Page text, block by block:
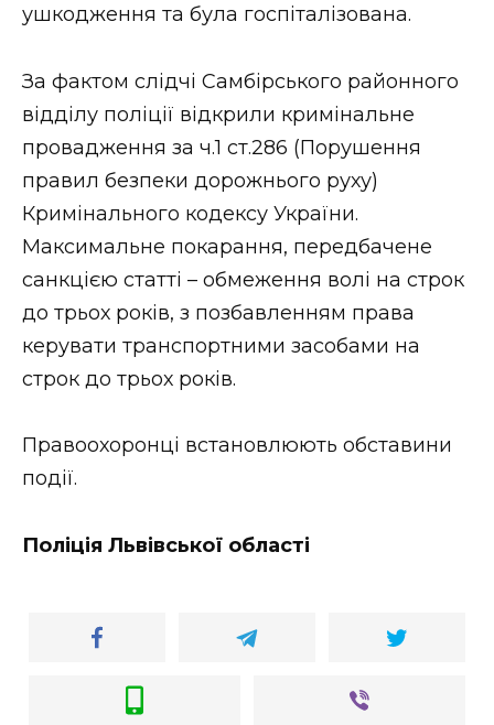
ушкодження та була госпіталізована.
За фактом слідчі Самбірського районного
відділу поліції відкрили кримінальне
провадження за ч.1 ст.286 (Порушення
правил безпеки дорожнього руху)
Кримінального кодексу України.
Максимальне покарання, передбачене
санкцією статті – обмеження волі на строк
до трьох років, з позбавленням права
керувати транспортними засобами на
строк до трьох років.
Правоохоронці встановлюють обставини
події.
Поліція Львівської області